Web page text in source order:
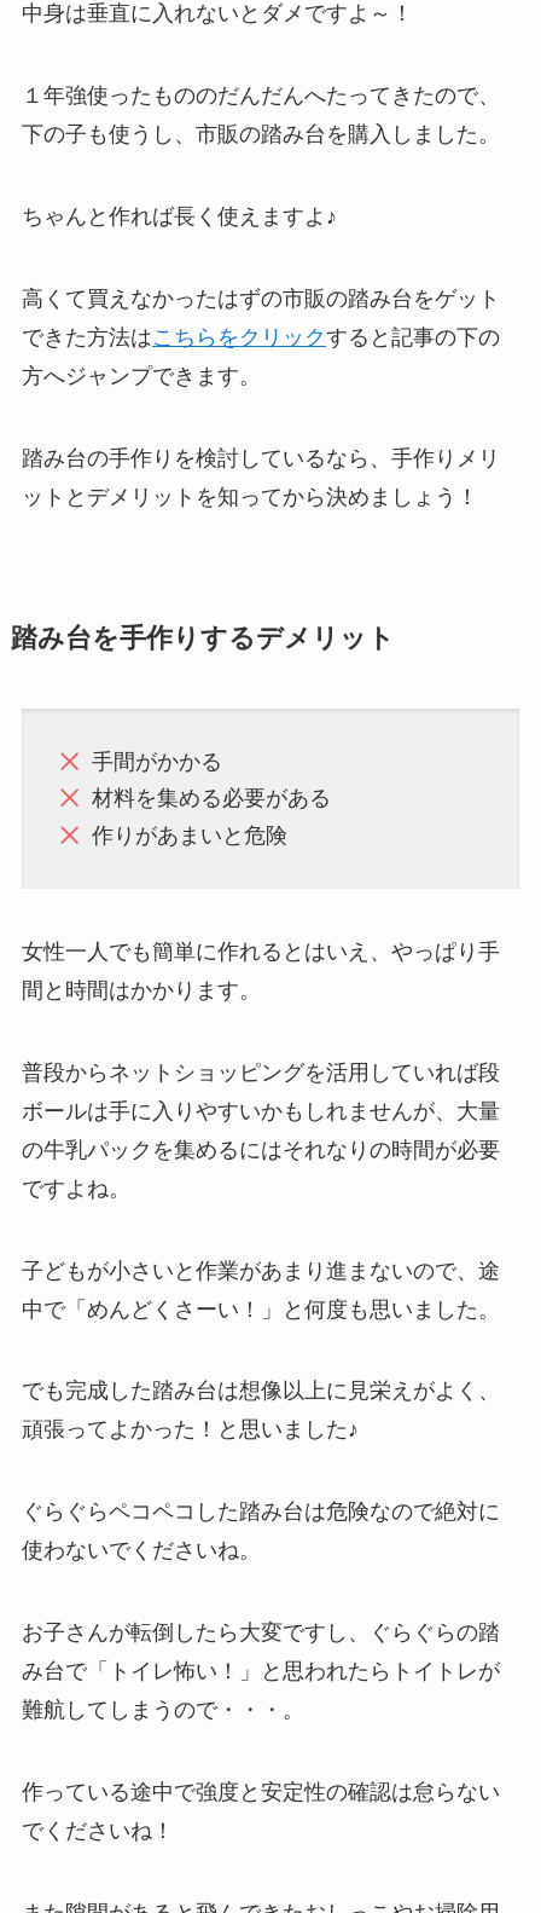
中身は垂直に入れないとダメですよ～！
１年強使ったもののだんだんへたってきたので、
下の子も使うし、市販の踏み台を購入しました。
ちゃんと作れば長く使えますよ♪
高くて買えなかったはずの市販の踏み台をゲット
できた方法はこちらをクリックすると記事の下の
方へジャンプできます。
踏み台の手作りを検討しているなら、手作りメリ
ットとデメリットを知ってから決めましょう！
踏み台を手作りするデメリット
手間がかかる
材料を集める必要がある
作りがあまいと危険
女性一人でも簡単に作れるとはいえ、やっぱり手
間と時間はかかります。
普段からネットショッピングを活用していれば段
ボールは手に入りやすいかもしれませんが、大量
の牛乳パックを集めるにはそれなりの時間が必要
ですよね。
子どもが小さいと作業があまり進まないので、途
中で「めんどくさーい！」と何度も思いました。
でも完成した踏み台は想像以上に見栄えがよく、
頑張ってよかった！と思いました♪
ぐらぐらペコペコした踏み台は危険なので絶対に
使わないでくださいね。
お子さんが転倒したら大変ですし、ぐらぐらの踏
み台で「トイレ怖い！」と思われたらトイトレが
難航してしまうので・・・。
作っている途中で強度と安定性の確認は怠らない
でくださいね！